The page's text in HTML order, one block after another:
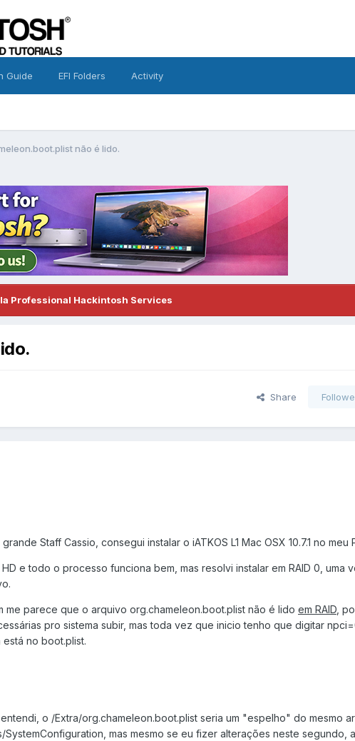
Guide EFI Folders Activity
não é lido.
Professional Hackintosh Services
Share
Staff Cassio, consegui instalar o iATKOS L1 Mac OSX 10.7.1 no meu
e todo o processo funciona bem, mas resolvi instalar em RAID 0, uma
me parece que o arquivo org.chameleon.boot.plist não é lido em RAID ,
pro sistema subir, mas toda vez que inicio tenho que digitar
no boot.plist.
o /Extra/org.chameleon.boot.plist seria um "espelho" do mesmo
mas mesmo se eu fizer alterações neste segundo,